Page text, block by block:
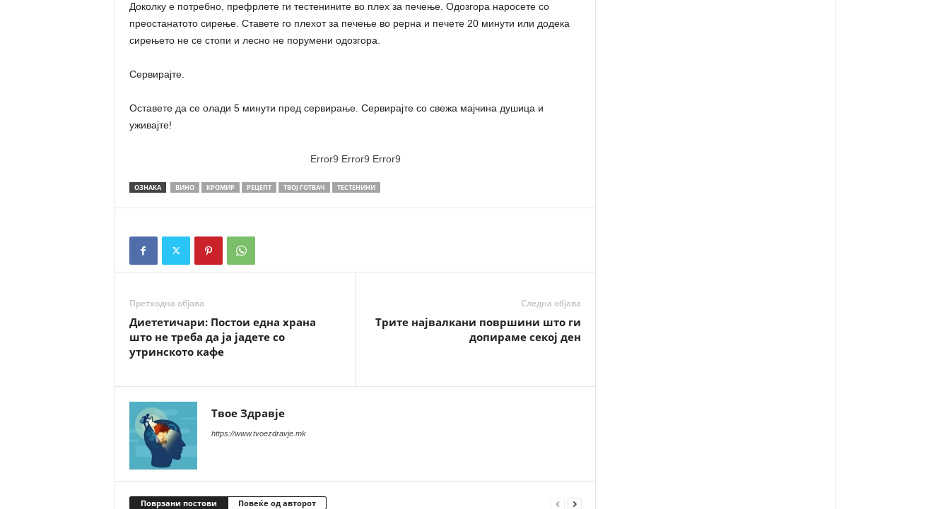
Доколку е потребно, префрлете ги тестенините во плех за печење. Одозгора наросете со
преостанатото сирење. Ставете го плехот за печење во рерна и печете 20 минути или додека
сирењето не се стопи и лесно не порумени одозгора.
Сервирајте.
Оставете да се олади 5 минути пред сервирање. Сервирајте со свежа мајчина душица и
уживајте!
Error9 Error9 Error9
ОЗНАКА ВИНО КРОМИР РЕЦЕПТ ТВОЈ ГОТВАЧ ТЕСТЕНИНИ
Претходна објава
Диететичари: Постои една храна
што не треба да ја јадете со
утринското кафе
Следна објава
Трите највалкани површини што ги
допираме секој ден
Твое Здравје
https://www.tvoezdravje.mk
Поврзани постови Повеќе од авторот